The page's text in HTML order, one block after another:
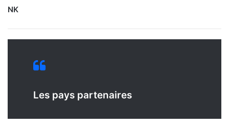
NK
Les pays partenaires